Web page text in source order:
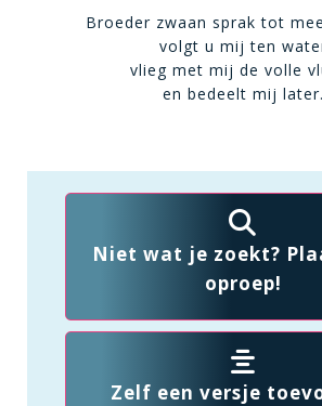
Broeder zwaan sprak tot
volgt u mij ten
vlieg met mij de volle
en bedeelt mij later.
Niet wat je zoekt?
oproep!
Zelf een versje